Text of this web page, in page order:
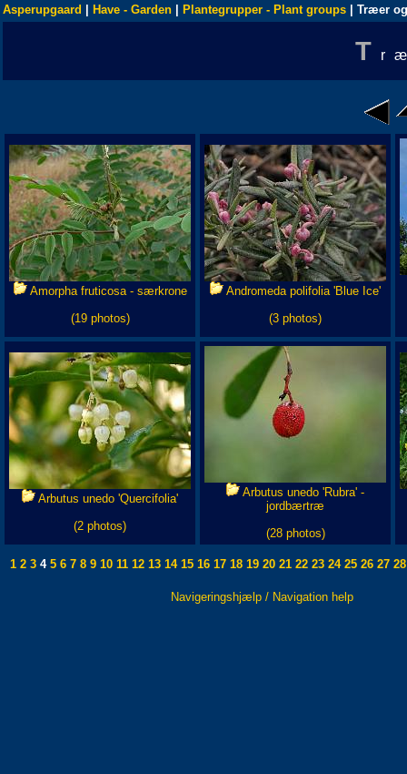
Asperupgaard Have - Garden Plantegrupper - Plant groups | Træer
T
Amorpha fruticosa - særkrone
(19 photos)
Andromeda polifolia 'Blue Ice'
(3 photos)
Arbutus unedo 'Quercifolia'
(2 photos)
Arbutus unedo 'Rubra' -
jordbærtræ
(28 photos)
1 2 3 45 6 7 8 9 10 11 12 13 1415 16 17 18 19 20 21 22 23 2425 26 27 28
Navigeringshjælp / Navigation help